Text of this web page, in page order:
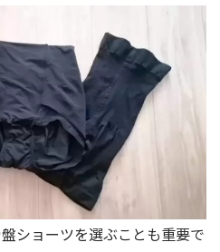
ショーツを選ぶことも重要で